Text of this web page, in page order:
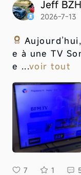
Jeff BZH
2026-7-13
e à une TV
e ...voir tout
7 1